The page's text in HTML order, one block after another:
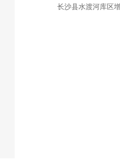
长沙县水渡河库区